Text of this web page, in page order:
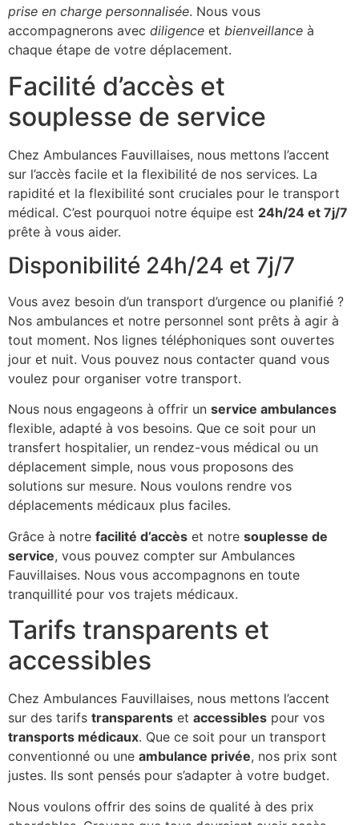
prise en charge personnalisée. Nous vous
accompagnerons avec diligence et bienveillance à
chaque étape de votre déplacement.
Facilité d’accès et
souplesse de service
Chez Ambulances Fauvillaises, nous mettons l’accent
sur l’accès facile et la flexibilité de nos services. La
rapidité et la flexibilité sont cruciales pour le transport
médical. C’est pourquoi notre équipe est 24h/24 et 7j/7
prête à vous aider.
Disponibilité 24h/24 et 7j/7
Vous avez besoin d’un transport d’urgence ou planifié ?
Nos ambulances et notre personnel sont prêts à agir à
tout moment. Nos lignes téléphoniques sont ouvertes
jour et nuit. Vous pouvez nous contacter quand vous
voulez pour organiser votre transport.
Nous nous engageons à offrir un service ambulances
flexible, adapté à vos besoins. Que ce soit pour un
transfert hospitalier, un rendez-vous médical ou un
déplacement simple, nous vous proposons des
solutions sur mesure. Nous voulons rendre vos
déplacements médicaux plus faciles.
Grâce à notre facilité d’accès et notre souplesse de
service, vous pouvez compter sur Ambulances
Fauvillaises. Nous vous accompagnons en toute
tranquillité pour vos trajets médicaux.
Tarifs transparents et
accessibles
Chez Ambulances Fauvillaises, nous mettons l’accent
sur des tarifs transparents et accessibles pour vos
transports médicaux. Que ce soit pour un transport
conventionné ou une ambulance privée, nos prix sont
justes. Ils sont pensés pour s’adapter à votre budget.
Nous voulons offrir des soins de qualité à des prix